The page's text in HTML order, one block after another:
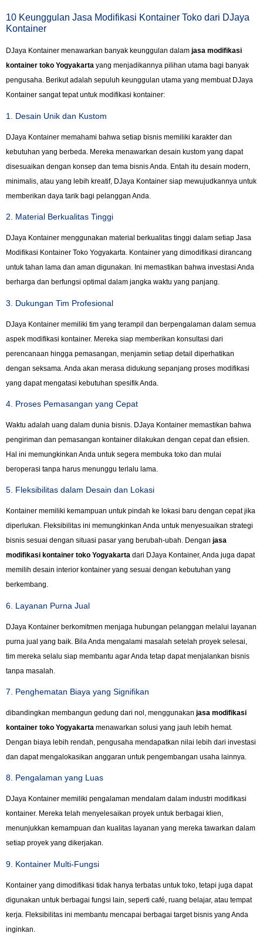
10 Keunggulan Jasa Modifikasi Kontainer Toko dari DJaya
Kontainer
DJaya Kontainer menawarkan banyak keunggulan dalam jasa modifikasi
kontainer toko Yogyakarta yang menjadikannya pilihan utama bagi banyak
pengusaha. Berikut adalah sepuluh keunggulan utama yang membuat DJaya
Kontainer sangat tepat untuk modifikasi kontainer:
1. Desain Unik dan Kustom
DJaya Kontainer memahami bahwa setiap bisnis memiliki karakter dan
kebutuhan yang berbeda. Mereka menawarkan desain kustom yang dapat
disesuaikan dengan konsep dan tema bisnis Anda. Entah itu desain modern,
minimalis, atau yang lebih kreatif, DJaya Kontainer siap mewujudkannya untuk
memberikan daya tarik bagi pelanggan Anda.
2. Material Berkualitas Tinggi
DJaya Kontainer menggunakan material berkualitas tinggi dalam setiap Jasa
Modifikasi Kontainer Toko Yogyakarta. Kontainer yang dimodifikasi dirancang
untuk tahan lama dan aman digunakan. Ini memastikan bahwa investasi Anda
berharga dan berfungsi optimal dalam jangka waktu yang panjang.
3. Dukungan Tim Profesional
DJaya Kontainer memiliki tim yang terampil dan berpengalaman dalam semua
aspek modifikasi kontainer. Mereka siap memberikan konsultasi dari
perencanaan hingga pemasangan, menjamin setiap detail diperhatikan
dengan seksama. Anda akan merasa didukung sepanjang proses modifikasi
yang dapat mengatasi kebutuhan spesifik Anda.
4. Proses Pemasangan yang Cepat
Waktu adalah uang dalam dunia bisnis. DJaya Kontainer memastikan bahwa
pengiriman dan pemasangan kontainer dilakukan dengan cepat dan efisien.
Hal ini memungkinkan Anda untuk segera membuka toko dan mulai
beroperasi tanpa harus menunggu terlalu lama.
5. Fleksibilitas dalam Desain dan Lokasi
Kontainer memiliki kemampuan untuk pindah ke lokasi baru dengan cepat jika
diperlukan. Fleksibilitas ini memungkinkan Anda untuk menyesuaikan strategi
bisnis sesuai dengan situasi pasar yang berubah-ubah. Dengan jasa
modifikasi kontainer toko Yogyakarta dari DJaya Kontainer, Anda juga dapat
memilih desain interior kontainer yang sesuai dengan kebutuhan yang
berkembang.
6. Layanan Purna Jual
DJaya Kontainer berkomitmen menjaga hubungan pelanggan melalui layanan
purna jual yang baik. Bila Anda mengalami masalah setelah proyek selesai,
tim mereka selalu siap membantu agar Anda tetap dapat menjalankan bisnis
tanpa masalah.
7. Penghematan Biaya yang Signifikan
dibandingkan membangun gedung dari nol, menggunakan jasa modifikasi
kontainer toko Yogyakarta menawarkan solusi yang jauh lebih hemat.
Dengan biaya lebih rendah, pengusaha mendapatkan nilai lebih dari investasi
dan dapat mengalokasikan anggaran untuk pengembangan usaha lainnya.
8. Pengalaman yang Luas
DJaya Kontainer memiliki pengalaman mendalam dalam industri modifikasi
kontainer. Mereka telah menyelesaikan proyek untuk berbagai klien,
menunjukkan kemampuan dan kualitas layanan yang mereka tawarkan dalam
setiap proyek yang dikerjakan.
9. Kontainer Multi-Fungsi
Kontainer yang dimodifikasi tidak hanya terbatas untuk toko, tetapi juga dapat
digunakan untuk berbagai fungsi lain, seperti café, ruang belajar, atau tempat
kerja. Fleksibilitas ini membantu mencapai berbagai target bisnis yang Anda
inginkan.